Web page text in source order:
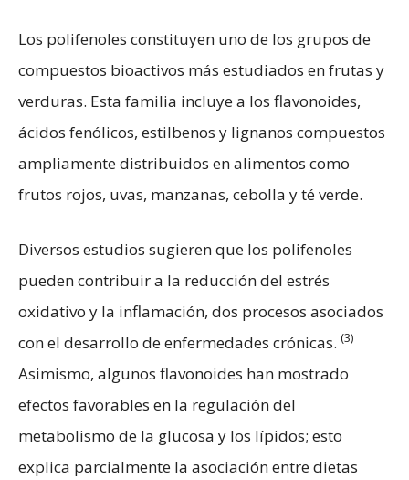
Los polifenoles constituyen uno de los grupos de
compuestos bioactivos más estudiados en frutas y
verduras. Esta familia incluye a los flavonoides,
ácidos fenólicos, estilbenos y lignanos compuestos
ampliamente distribuidos en alimentos como
frutos rojos, uvas, manzanas, cebolla y té verde.
Diversos estudios sugieren que los polifenoles
pueden contribuir a la reducción del estrés
oxidativo y la inflamación, dos procesos asociados
con el desarrollo de enfermedades crónicas. (3)
Asimismo, algunos flavonoides han mostrado
efectos favorables en la regulación del
metabolismo de la glucosa y los lípidos; esto
explica parcialmente la asociación entre dietas